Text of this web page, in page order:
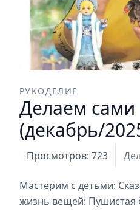
РУКОДЕЛИЕ
Делаем
(декабрь/
Просмотров: 723
Мастерим с детьми:
жизнь вещей: Пушистая